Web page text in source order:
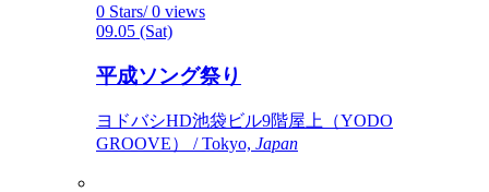
0 Stars/ 0 views
09.05 (Sat)
平成ソング祭り
ヨドバシHD池袋ビル9階屋上（YODO
GROOVE） / Tokyo, Japan